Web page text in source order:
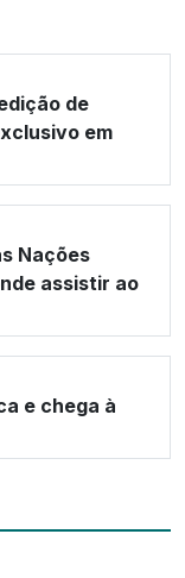
de
em
Nações
assistir ao
e chega à